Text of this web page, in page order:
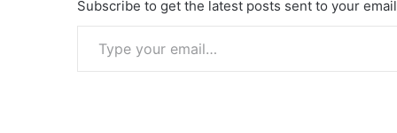
Subscribe to get the latest posts sent to your
Type your email…